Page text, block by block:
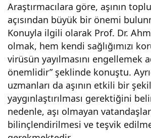
Araştırmacılara göre, aşının
açısından büyük bir önemi
Konuyla ilgili olarak Prof. Dr.
olmak, hem kendi sağlığımızı
virüsün yayılmasını engellemek
önemlidir” şeklinde konuştu.
uzmanları da aşının etkili bir
yaygınlaştırılması gerektiğini
nedenle, aşı olmayan
bilinçlendirilmesi ve teşvik